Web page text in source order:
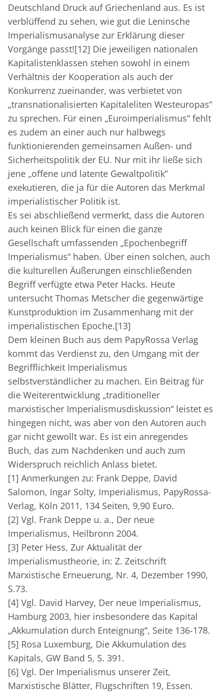
Deutschland Druck auf Griechenland aus. Es ist
verblüffend zu sehen, wie gut die Leninsche
Imperialismusanalyse zur Erklärung dieser
Vorgänge passt![12] Die jeweiligen nationalen
Kapitalistenklassen stehen sowohl in einem
Verhältnis der Kooperation als auch der
Konkurrenz zueinander, was verbietet von
„transnationalisierten Kapitaleliten Westeuropas“
zu sprechen. Für einen „Euroimperialismus“ fehlt
es zudem an einer auch nur halbwegs
funktionierenden gemeinsamen Außen- und
Sicherheitspolitik der EU. Nur mit ihr ließe sich
jene „offene und latente Gewaltpolitik“
exekutieren, die ja für die Autoren das Merkmal
imperialistischer Politik ist.
Es sei abschließend vermerkt, dass die Autoren
auch keinen Blick für einen die ganze
Gesellschaft umfassenden „Epochenbegriff
Imperialismus“ haben. Über einen solchen, auch
die kulturellen Äußerungen einschließenden
Begriff verfügte etwa Peter Hacks. Heute
untersucht Thomas Metscher die gegenwärtige
Kunstproduktion im Zusammenhang mit der
imperialistischen Epoche.[13]
Dem kleinen Buch aus dem PapyRossa Verlag
kommt das Verdienst zu, den Umgang mit der
Begrifflichkeit Imperialismus
selbstverständlicher zu machen. Ein Beitrag für
die Weiterentwicklung „traditioneller
marxistischer Imperialismusdiskussion“ leistet es
hingegen nicht, was aber von den Autoren auch
gar nicht gewollt war. Es ist ein anregendes
Buch, das zum Nachdenken und auch zum
Widerspruch reichlich Anlass bietet.
[1] Anmerkungen zu: Frank Deppe, David
Salomon, Ingar Solty, Imperialismus, PapyRossa-
Verlag, Köln 2011, 134 Seiten, 9,90 Euro.
[2] Vgl. Frank Deppe u. a., Der neue
Imperialismus, Heilbronn 2004.
[3] Peter Hess, Zur Aktualität der
Imperialismustheorie, in: Z. Zeitschrift
Marxistische Erneuerung, Nr. 4, Dezember 1990,
S.73.
[4] Vgl. David Harvey, Der neue Imperialismus,
Hamburg 2003, hier insbesondere das Kapital
„Akkumulation durch Enteignung“, Seite 136-178.
[5] Rosa Luxemburg, Die Akkumulation des
Kapitals, GW Band 5, S. 391.
[6] Vgl. Der Imperialismus unserer Zeit,
Marxistische Blätter, Flugschriften 19, Essen.